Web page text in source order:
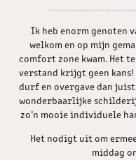
Ik heb enorm genoten
welkom en op mijn
comfort zone kwam. Het
verstand krijgt geen
durf en overgave dan juist
wonderbaarlijke
zo’n mooie individuele
Het nodigt uit om
middag